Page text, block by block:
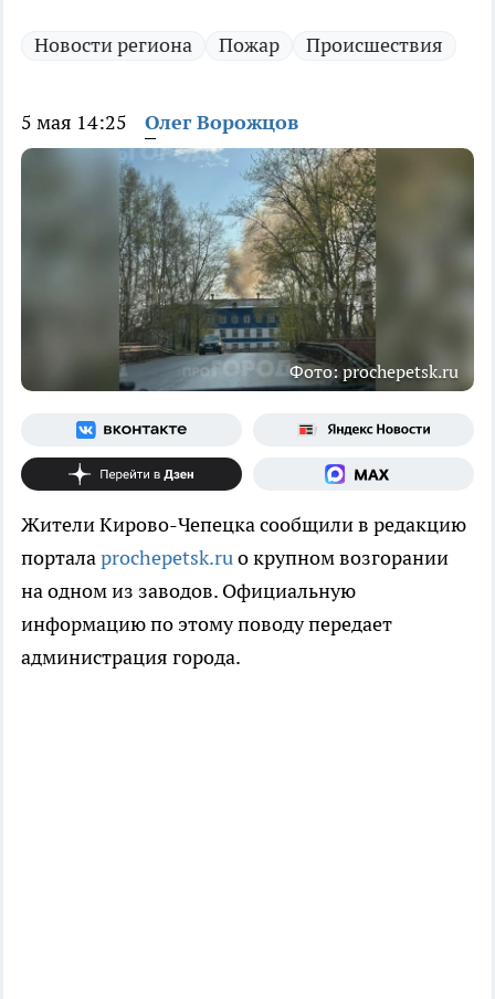
Новости региона Пожар Происшествия
5 мая 14:25 Олег Ворожцов
Фото: prochepetsk.ru
Жители Кирово-Чепецка сообщили в редакцию
порталаprochepetsk.ruо крупном возгорании
на одном из заводов. Официальную
информацию по этому поводу передает
администрация города.